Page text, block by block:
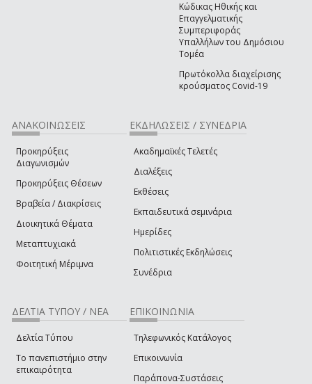
Κώδικας Ηθικής και
Επαγγελματικής
Συμπεριφοράς
Υπαλλήλων του Δημόσιου
Τομέα
Πρωτόκολλα διαχείρισης
κρούσματος Covid-19
ΑΝΑΚΟΙΝΩΣΕΙΣ
Προκηρύξεις
Διαγωνισμών
Προκηρύξεις Θέσεων
Βραβεία / Διακρίσεις
Διοικητικά Θέματα
Μεταπτυχιακά
Φοιτητική Μέριμνα
ΕΚΔΗΛΩΣΕΙΣ / ΣΥΝΕΔΡΙΑ
Ακαδημαϊκές Τελετές
Διαλέξεις
Εκθέσεις
Εκπαιδευτικά σεμινάρια
Ημερίδες
Πολιτιστικές Εκδηλώσεις
Συνέδρια
ΔΕΛΤΙΑ ΤΥΠΟΥ / ΝΕΑ
Δελτία Τύπου
Το πανεπιστήμιο στην
επικαιρότητα
ΕΠΙΚΟΙΝΩΝΙΑ
Τηλεφωνικός Κατάλογος
Επικοινωνία
Παράπονα-Συστάσεις